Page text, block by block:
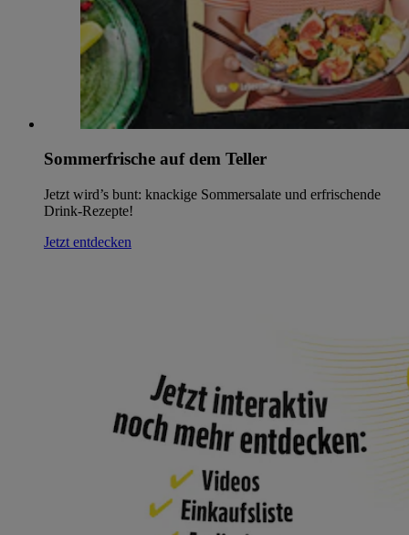
Sommerfrische auf dem Teller
Jetzt wird’s bunt: knackige Sommersalate und erfrischende
Drink-Rezepte!
Jetzt entdecken